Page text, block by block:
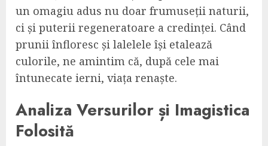
un omagiu adus nu doar frumuseții naturii,
ci și puterii regeneratoare a credinței. Când
prunii înfloresc și lalelele își etalează
culorile, ne amintim că, după cele mai
întunecate ierni, viața renaște.
Analiza Versurilor și Imagistica
Folosită